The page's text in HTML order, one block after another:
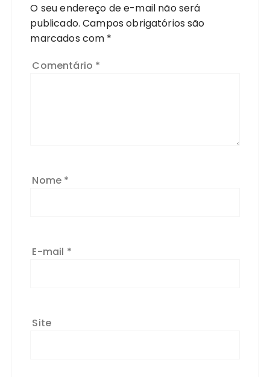
O seu endereço de e-mail não será
publicado. Campos obrigatórios são
marcados com *
Comentário *
Nome *
E-mail *
Site